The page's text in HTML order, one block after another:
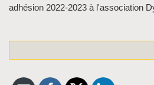
adhésion 2022-2023 à l'association